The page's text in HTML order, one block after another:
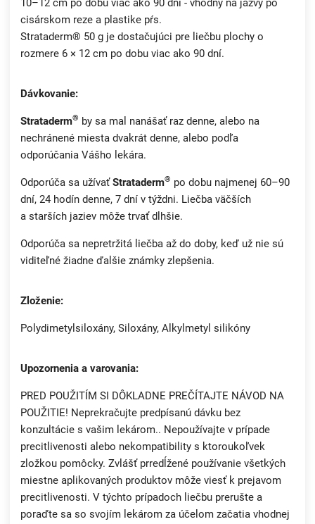
10–12 cm po dobu viac ako 90 dní - vhodný na jazvy po
cisárskom reze a plastike pŕs.
Strataderm® 50 g je dostačujúci pre liečbu plochy o
rozmere 6 × 12 cm po dobu viac ako 90 dní.
Dávkovanie:
Strataderm® by sa mal nanášať raz denne, alebo na
nechránené miesta dvakrát denne, alebo podľa
odporúčania Vášho lekára.
Odporúča sa užívaťStrataderm® po dobu najmenej 60–90
dní, 24 hodín denne, 7 dní v týždni. Liečba väčších
a starších jaziev môže trvať dlhšie.
Odporúča sa nepretržitá liečba až do doby, keď už nie sú
viditeľné žiadne ďalšie známky zlepšenia.
Zloženie:
Polydimetylsiloxány, Siloxány, Alkylmetyl silikóny
Upozornenia a varovania:
PRED POUŽITÍM SI DÔKLADNE PREČÍTAJTE NÁVOD NA
POUŽITIE! Neprekračujte predpísanú dávku bez
konzultácie s vašim lekárom.. Nepoužívajte v prípade
precitlivenosti alebo nekompatibility s ktoroukoľvek
zložkou pomôcky. Zvlášť prredĺžené používanie všetkých
miestne aplikovaných produktov môže viesť k prejavom
precitlivenosti. V týchto prípadoch liečbu prerušte a
poraďte sa so svojím lekárom za účelom začatia vhodnej